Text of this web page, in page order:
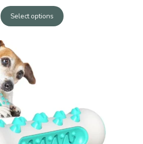
Select options